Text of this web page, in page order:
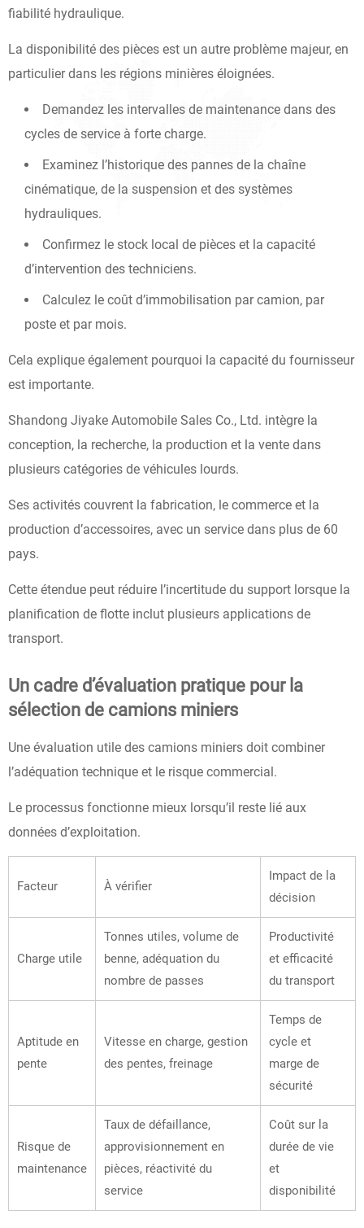
fiabilité hydraulique.
La disponibilité des pièces est un autre problème majeur, en
particulier dans les régions minières éloignées.
Demandez les intervalles de maintenance dans des
cycles de service à forte charge.
Examinez l’historique des pannes de la chaîne
cinématique, de la suspension et des systèmes
hydrauliques.
Confirmez le stock local de pièces et la capacité
d’intervention des techniciens.
Calculez le coût d’immobilisation par camion, par
poste et par mois.
Cela explique également pourquoi la capacité du fournisseur
est importante.
Shandong Jiyake Automobile Sales Co., Ltd. intègre la
conception, la recherche, la production et la vente dans
plusieurs catégories de véhicules lourds.
Ses activités couvrent la fabrication, le commerce et la
production d’accessoires, avec un service dans plus de 60
pays.
Cette étendue peut réduire l’incertitude du support lorsque la
planification de flotte inclut plusieurs applications de
transport.
Un cadre d’évaluation pratique pour la
sélection de camions miniers
Une évaluation utile des camions miniers doit combiner
l’adéquation technique et le risque commercial.
Le processus fonctionne mieux lorsqu’il reste lié aux
données d’exploitation.
Facteur À vérifier
Impact de la
décision
Charge utile
Tonnes utiles, volume de
benne, adéquation du
nombre de passes
Productivité
et efficacité
du transport
Aptitude en
pente
Vitesse en charge, gestion
des pentes, freinage
Temps de
cycle et
marge de
sécurité
Risque de
maintenance
Taux de défaillance,
approvisionnement en
pièces, réactivité du
service
Coût sur la
durée de vie
et
disponibilité